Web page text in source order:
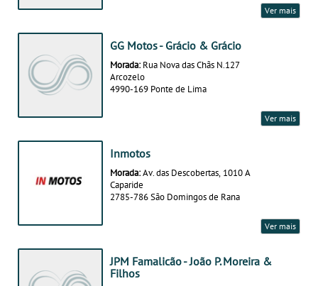
Ver mais
GG Motos - Grácio & Grácio
Morada: Rua Nova das Chãs N.127
Arcozelo
4990-169 Ponte de Lima
Ver mais
Inmotos
Morada:Av. das Descobertas, 1010 A
Caparide
2785-786 São Domingos de Rana
Ver mais
JPM Famalicão - João P. Moreira &
Filhos